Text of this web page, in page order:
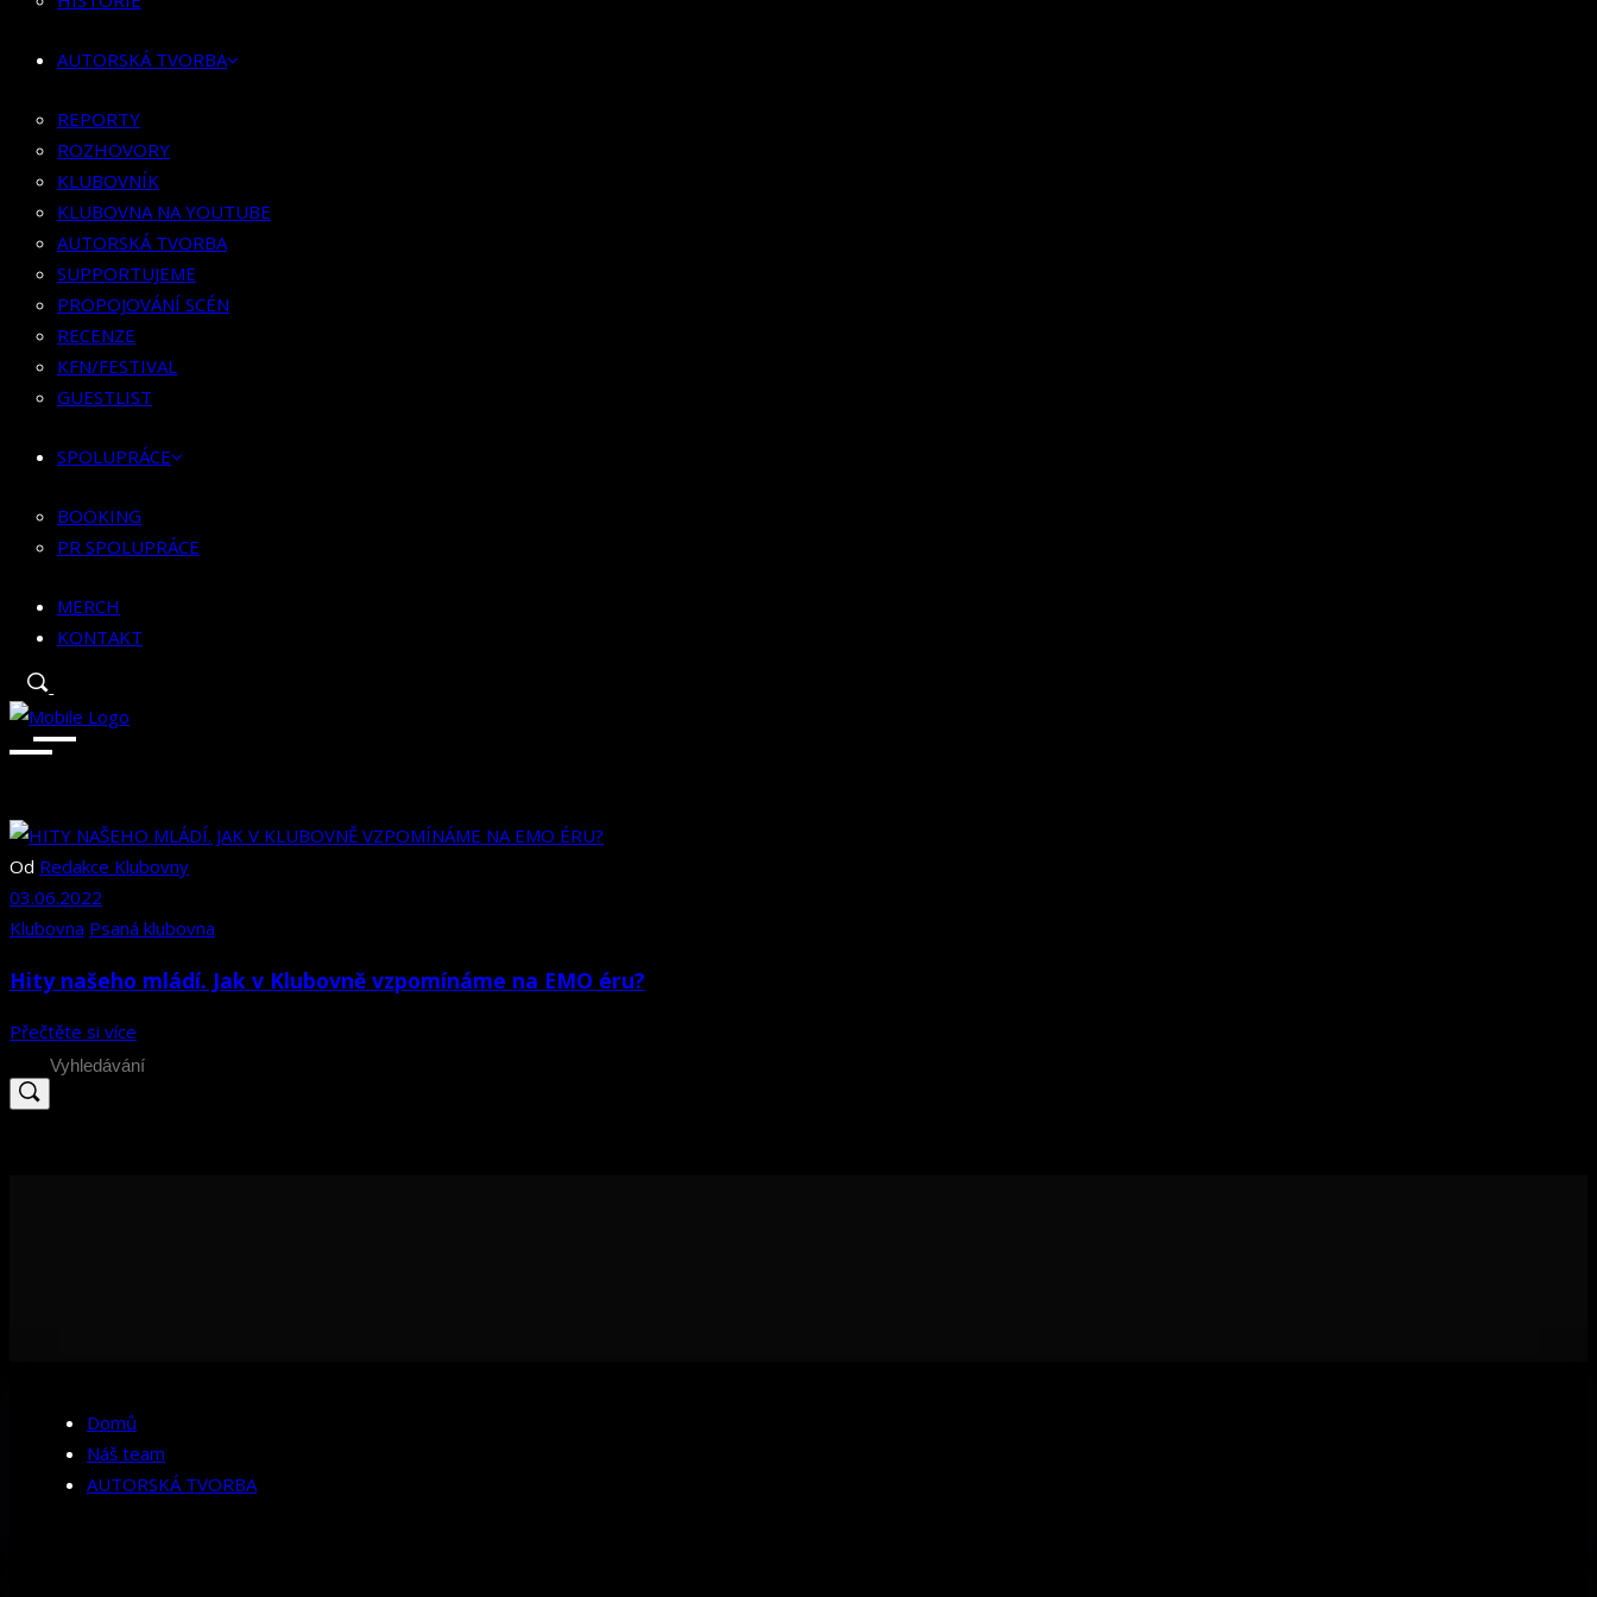
KLUBOVNA NA YOUTUBE
SUPPORTUJEME
PROPOJOVÁNÍ SCÉN
RECENZE
KFN/FESTIVAL
GUESTLIST
SPOLUPRÁCE
BOOKING
PR SPOLUPRÁCE
MERCH
AUTORSKÁ TVORBA
REPORTY
ROZHOVORY
KLUBOVNÍK
KLUBOVNA NA YOUTUBE
AUTORSKÁ TVORBA
SUPPORTUJEME
PROPOJOVÁNÍ SCÉN
RECENZE
KFN/FESTIVAL
GUESTLIST
SPOLUPRÁCE
BOOKING
PR SPOLUPRÁCE
MERCH
KONTAKT
Od Redakce Klubovny
03.06.2022
Klubovna Psaná klubovna
Hity našeho mládí. Jak v Klubovně vzpomínáme na EMO éru?
Přečtěte si více
Search
for:
Domů
Náš team
AUTORSKÁ TVORBA